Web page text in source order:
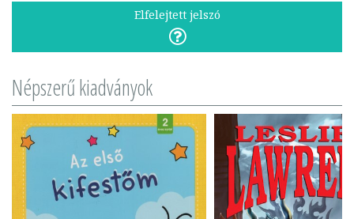
Elfelejtett jelszó
Népszerű kiadványok